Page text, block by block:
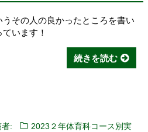
その人の良かったところを書い
います！
続きを読む
者:
2023２年体育科コース別実